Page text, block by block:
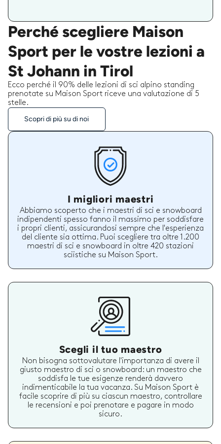
Perché scegliere Maison
Sport per le vostre lezioni a
St Johann in Tirol
Ecco perché il 90% delle lezioni di sci alpino standing
prenotate su Maison Sport riceve una valutazione di 5
stelle.
Scopri di più su di noi
I migliori maestri
Abbiamo scoperto che i maestri di sci e snowboard
indipendenti spesso fanno il massimo per soddisfare
i propri clienti, assicurandosi sempre che l'esperienza
del cliente sia ottima. Puoi scegliere tra oltre 1.200
maestri di sci e snowboard in oltre 420 stazioni
sciistiche su Maison Sport.
Scegli il tuo maestro
Non bisogna sottovalutare l'importanza di avere il
giusto maestro di sci o snowboard: un maestro che
soddisfa le tue esigenze renderà davvero
indimenticabile la tua vacanza. Su Maison Sport è
facile scoprire di più su ciascun maestro, controllare
le recensioni e poi prenotare e pagare in modo
sicuro.